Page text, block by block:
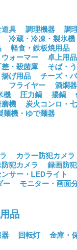
具 調理機器 調
冷蔵・冷凍・製氷機
軽食・鉄板焼用品
ウォーマー 卓上用品
差・殺菌庫
そば・
げ用品
チーズ・
フライヤー 酒燗器
機 圧力鍋 揚鍋
機 炭火コンロ・
麺機・ゆで麺器
カラー防犯カメラ
犯カメラ 録画防
ンサー・LEDライト
ー モニター・画面
品
器 回転灯 金庫・